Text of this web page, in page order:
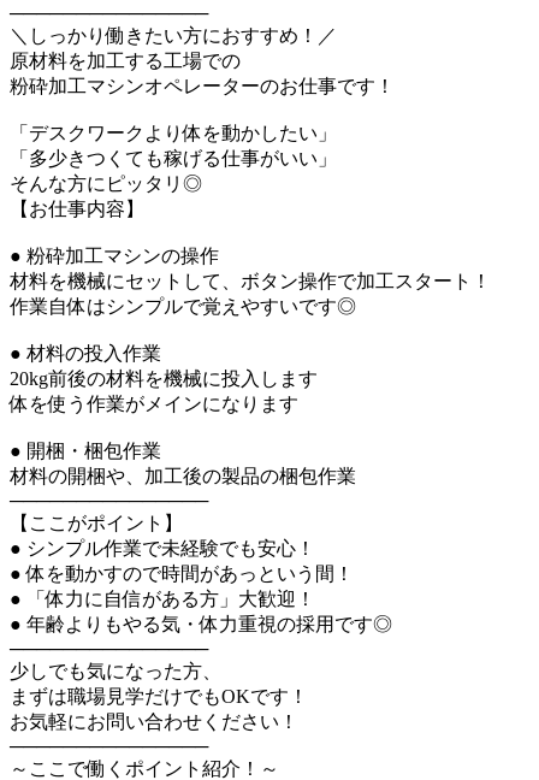
───────────────
＼しっかり働きたい方におすすめ！／
原材料を加工する工場での
粉砕加工マシンオペレーターのお仕事です！
「デスクワークより体を動かしたい」
「多少きつくても稼げる仕事がいい」
そんな方にピッタリ◎
【お仕事内容】
● 粉砕加工マシンの操作
材料を機械にセットして、ボタン操作で加工スタート！
作業自体はシンプルで覚えやすいです◎
● 材料の投入作業
20kg前後の材料を機械に投入します
体を使う作業がメインになります
● 開梱・梱包作業
材料の開梱や、加工後の製品の梱包作業
───────────────
【ここがポイント】
● シンプル作業で未経験でも安心！
● 体を動かすので時間があっという間！
● 「体力に自信がある方」大歓迎！
● 年齢よりもやる気・体力重視の採用です◎
───────────────
少しでも気になった方、
まずは職場見学だけでもOKです！
お気軽にお問い合わせください！
───────────────
～ここで働くポイント紹介！～